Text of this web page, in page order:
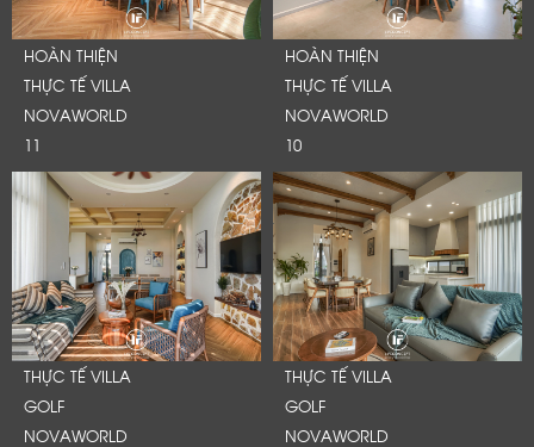
HOÀN THIỆN
THỰC TẾ VILLA
NOVAWORLD
11
HOÀN THIỆN
THỰC TẾ VILLA
NOVAWORLD
10
THỰC TẾ VILLA
GOLF
NOVAWORLD
THỰC TẾ VILLA
GOLF
NOVAWORLD
LỜI CẢM ƠN
LIFECONCEPT